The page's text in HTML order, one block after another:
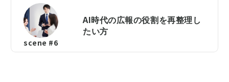
scene #6
AI時代の広報の役割を再整理し
たい方